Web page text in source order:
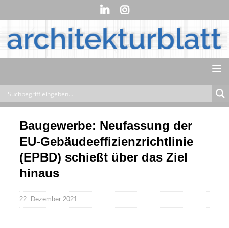
Baugewerbe: Neufassung der
EU-Gebäudeeffizienzrichtlinie
(EPBD) schießt über das Ziel
hinaus
22. Dezember 2021